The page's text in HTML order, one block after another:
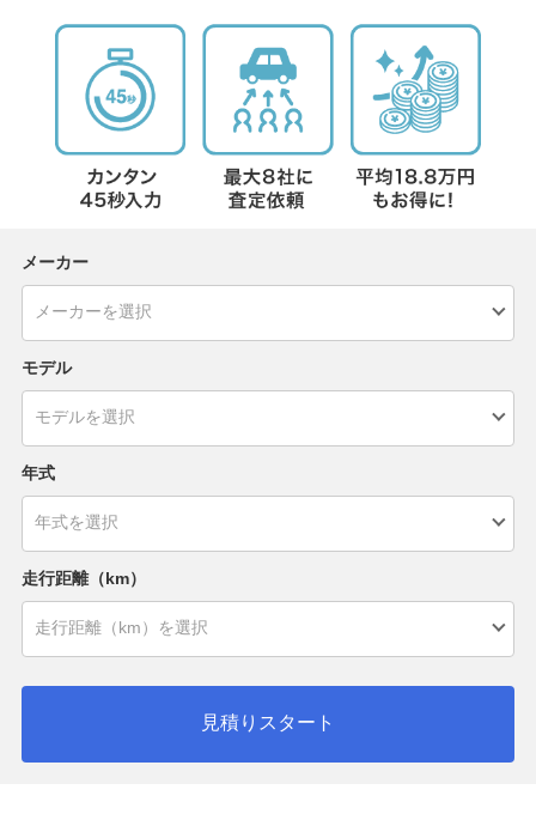
メーカー
モデル
年式
走行距離（km）
見積りスタート